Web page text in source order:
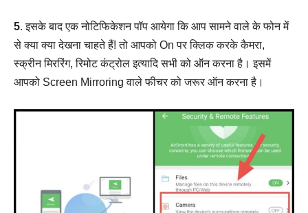
5. इसके बाद एक नोटिफिकेशन पॉप आयेगा कि आप सामने वाले के फोन में
से क्या क्या देखना चाहते हैं! तो आपको On पर क्लिक करके कैमरा,
स्क्रीन मिररिंग, रिमोट कंट्रोल इत्यादि सभी को ऑन करना है। इसमें
आपको Screen Mirroring वाले फीचर को जरूर ऑन करना है।